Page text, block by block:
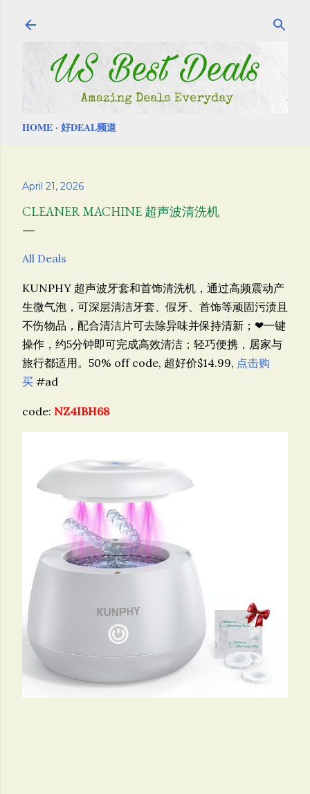
HOME 好DEAL频道
April 21, 2026
CLEANER MACHINE 超声波清洗机
All Deals
KUNPHY 超声波牙套和首饰清洗机， 通过高频震动产
生微气泡，可深层清洁牙套、假牙、首饰等顽固污渍且
不伤物品，配合清洁片可去除异味并保持清新；❤一键
操作，约5分钟即可完成高效清洁；轻巧便携，居家与
旅行都适用。 50% off code, 超好价$14.99, 点击购
买 #ad
code: NZ4IBH68